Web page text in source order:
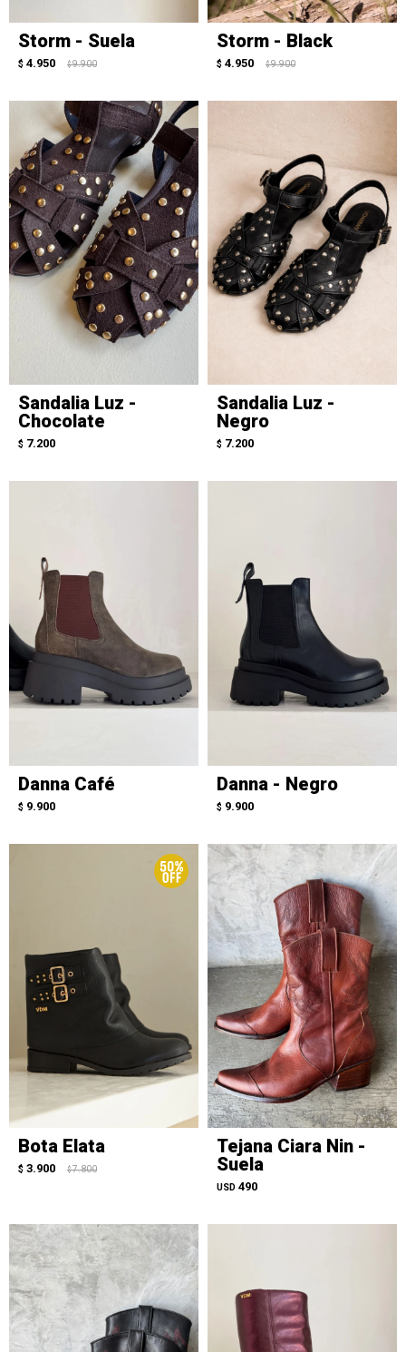
Storm - Suela
$ 4.950 $ 9.900
Storm - Black
$ 4.950 $ 9.900
Sandalia Luz -
Chocolate
$ 7.200
Sandalia Luz -
Negro
$ 7.200
Danna Café
$ 9.900
Danna - Negro
$ 9.900
Bota Elata
$ 3.900 $ 7.800
Tejana Ciara Nin -
Suela
USD 490